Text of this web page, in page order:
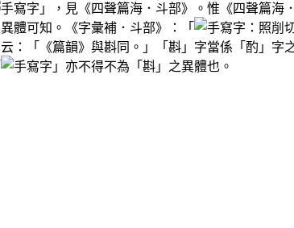
」，見《四聲篇海．斗部》。惟《四聲篇海
體可知。《字彙補．斗部》：「
：照削
：「《篇韻》與斟同。」「斟」字當係「酌」字
」亦不得不為「斟」之異體也。